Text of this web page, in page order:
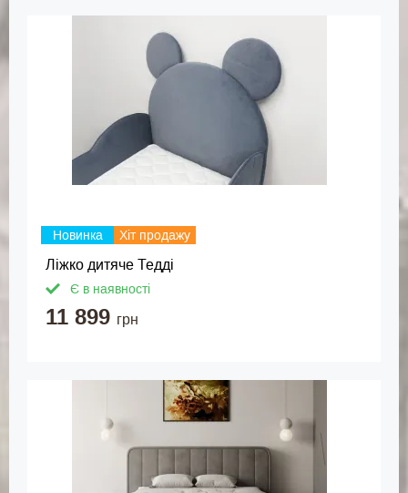
Новинка Хіт продажу
Ліжко дитяче Тедді
Є в наявності
11 899 грн